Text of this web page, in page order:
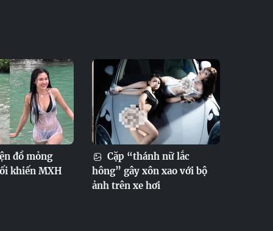
đồ mỏng
khiến MXH
Cặp “thánh nữ lắc
hông” gây xôn xao với bộ
ảnh trên xe hơi